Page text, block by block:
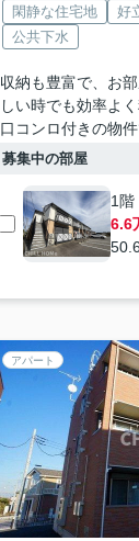
閑静な住宅地 好
公共下水
収納も豊富で、お
しい時でも効率よ
口コンロ付きの物
募集中の部屋
1階
6.6
アパート